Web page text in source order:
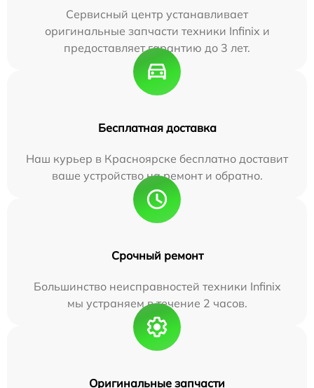
Сервисный центр устанавливает
оригинальные запчасти техники Infinix и
предоставляет гарантию до 3 лет.
Бесплатная доставка
Наш курьер в Красноярске бесплатно доставит
ваше устройство на ремонт и обратно.
Срочный ремонт
Большинство неисправностей техники Infinix
мы устраняем в течение 2 часов.
Оригинальные запчасти